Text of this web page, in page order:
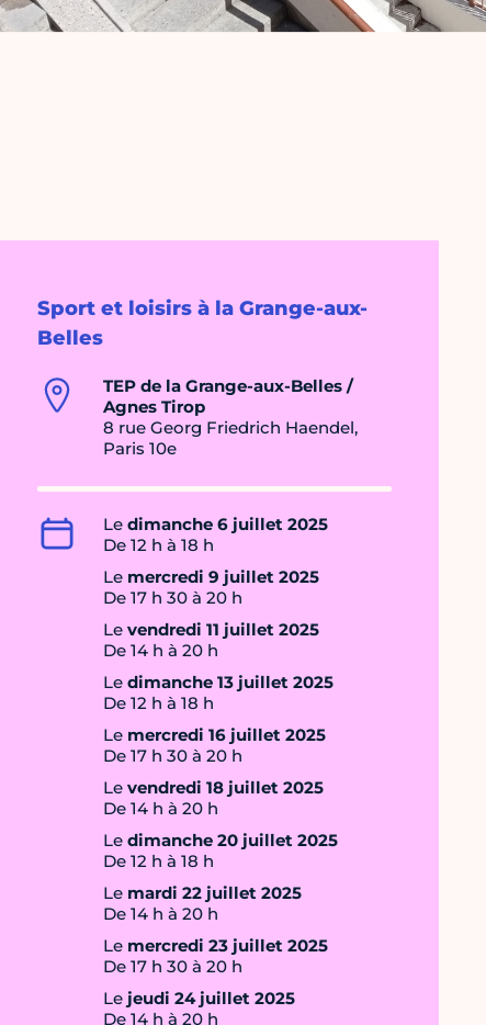
Sport et loisirs à la Grange-aux-
Belles
TEP de la Grange-aux-Belles /
Agnes Tirop
8 rue Georg Friedrich Haendel,
Paris 10e
Le dimanche 6 juillet 2025
De 12 h à 18 h
Le mercredi 9 juillet 2025
De 17 h 30 à 20 h
Le vendredi 11 juillet 2025
De 14 h à 20 h
Le dimanche 13 juillet 2025
De 12 h à 18 h
Le mercredi 16 juillet 2025
De 17 h 30 à 20 h
Le vendredi 18 juillet 2025
De 14 h à 20 h
Le dimanche 20 juillet 2025
De 12 h à 18 h
Le mardi 22 juillet 2025
De 14 h à 20 h
Le mercredi 23 juillet 2025
De 17 h 30 à 20 h
Le jeudi 24 juillet 2025
De 14 h à 20 h